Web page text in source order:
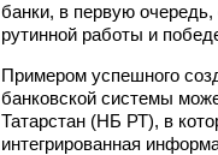
банки, в первую
рутинной работы и
Примером успешного
банковской системы
Татарстан (НБ РТ), в
интегрированная